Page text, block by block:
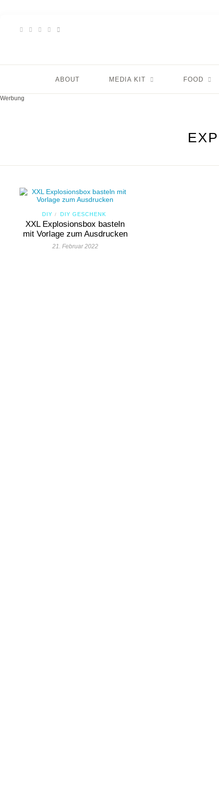
ABOUT MEDIA KIT FOOD
Werbung
DIY / DIY GESCHENK
XXL Explosionsbox basteln
mit Vorlage zum Ausdrucken
21. Februar 2022